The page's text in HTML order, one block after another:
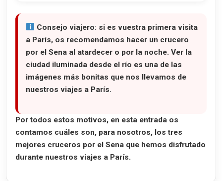
Consejo viajero: si es vuestra primera visita
a París, os recomendamos hacer un crucero
por el Sena al atardecer o por la noche. Ver la
ciudad iluminada desde el río es una de las
imágenes más bonitas que nos llevamos de
nuestros viajes a París.
Por todos estos motivos, en esta entrada os
contamos cuáles son, para nosotros, lostres
mejores cruceros por el Sena que hemos disfrutado
durante nuestros viajes a París.